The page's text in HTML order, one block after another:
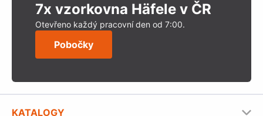
7x vzorkovna Häfele v ČR
Otevřeno každý pracovní den od 7:00.
Pobočky
KATALOGY